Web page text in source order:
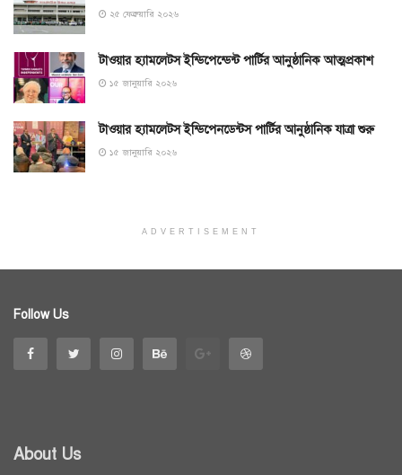
২৫ ফেব্রুয়ারি ২০২৬
টাওয়ার হ্যামলেটস ইন্ডিপেন্ডেন্ট পার্টির আনুষ্ঠানিক আত্মপ্রকাশ
১৫ জানুয়ারি ২০২৬
টাওয়ার হ্যামলেটস ইন্ডিপেনডেন্টস পার্টির আনুষ্ঠানিক যাত্রা শুরু
১৫ জানুয়ারি ২০২৬
ADVERTISEMENT
Follow Us
About Us